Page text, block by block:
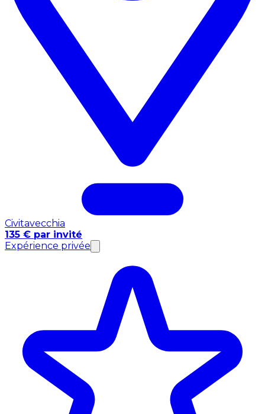
Civitavecchia
135 € par invité
Expérience privée